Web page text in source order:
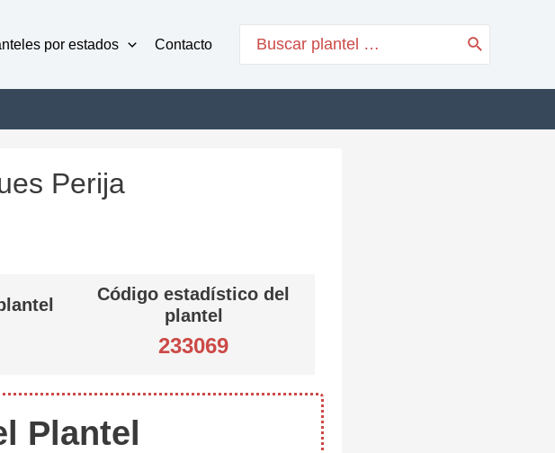
por estados Contacto
for:
Perija
Código estadístico del
plantel
233069
Plantel